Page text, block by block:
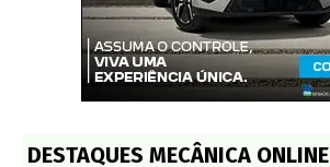
DESTAQUES MECÂNICA ONLINE